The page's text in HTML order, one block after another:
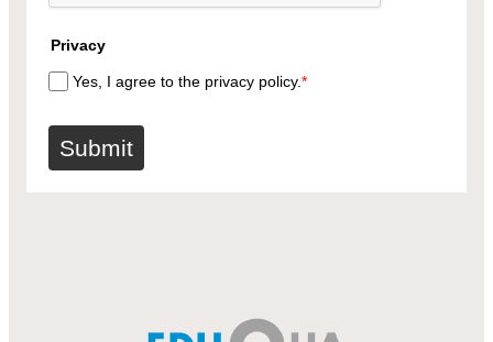
Privacy
Yes, I agree to the privacy policy.*
Submit